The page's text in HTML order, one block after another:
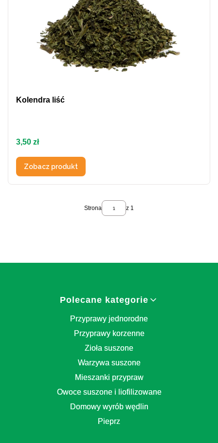
Kolendra liść
Cena
3,50 zł
Zobacz produkt
Strona z 1
Polecane kategorie
Przyprawy jednorodne
Przyprawy korzenne
Zioła suszone
Warzywa suszone
Mieszanki przypraw
Owoce suszone i liofilizowane
Domowy wyrób wędlin
Pieprz